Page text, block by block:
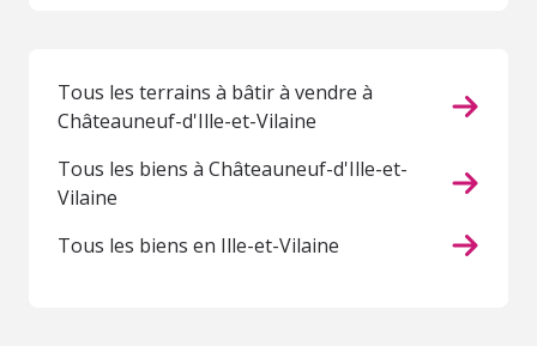
Tous les terrains à bâtir à vendre à
Châteauneuf-d'Ille-et-Vilaine
Tous les biens à Châteauneuf-d'Ille-et-
Vilaine
Tous les biens en Ille-et-Vilaine